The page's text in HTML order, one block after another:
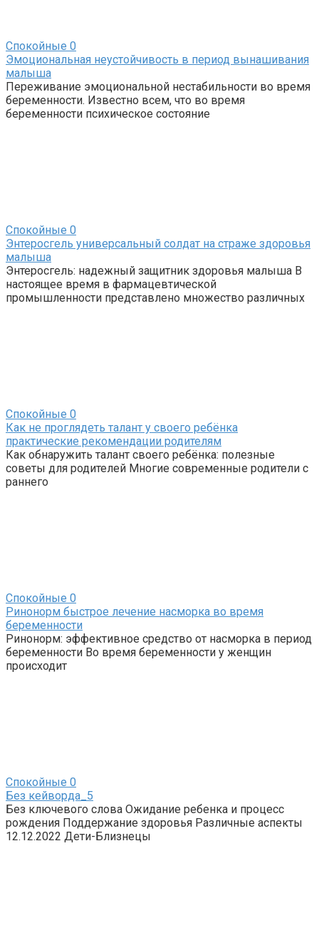
Спокойные 0
Эмоциональная неустойчивость в период вынашивания
малыша
Переживание эмоциональной нестабильности во время
беременности. Известно всем, что во время
беременности психическое состояние
Спокойные 0
Энтеросгель универсальный солдат на страже здоровья
малыша
Энтеросгель: надежный защитник здоровья малыша В
настоящее время в фармацевтической
промышленности представлено множество различных
Спокойные 0
Как не проглядеть талант у своего ребёнка
практические рекомендации родителям
Как обнаружить талант своего ребёнка: полезные
советы для родителей Многие современные родители с
раннего
Спокойные 0
Ринонорм быстрое лечение насморка во время
беременности
Ринонорм: эффективное средство от насморка в период
беременности Во время беременности у женщин
происходит
Спокойные 0
Без кейворда_5
Без ключевого слова Ожидание ребенка и процесс
рождения Поддержание здоровья Различные аспекты
12.12.2022 Дети-Близнецы